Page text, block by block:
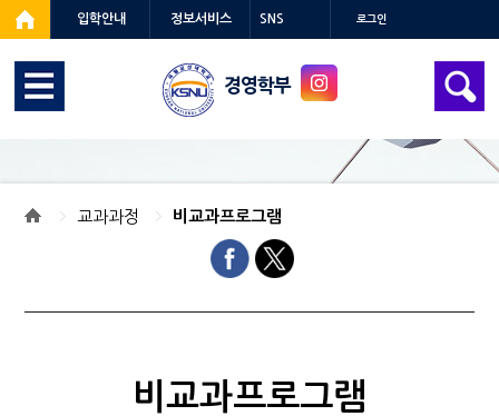
입학안내 정보서비스 SNS 로그인
경영학부
교과과정 비교과프로그램
비교과프로그램